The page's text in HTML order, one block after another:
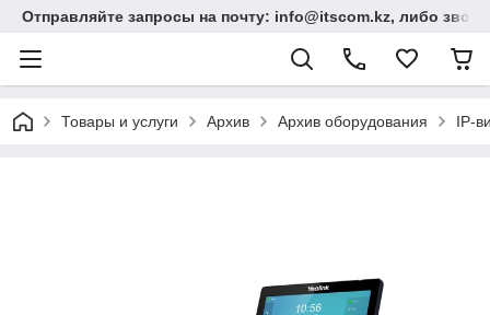
Отправляйте запросы на почту: info@itscom.kz, либо
Товары и услуги Архив Архив оборудования IP-